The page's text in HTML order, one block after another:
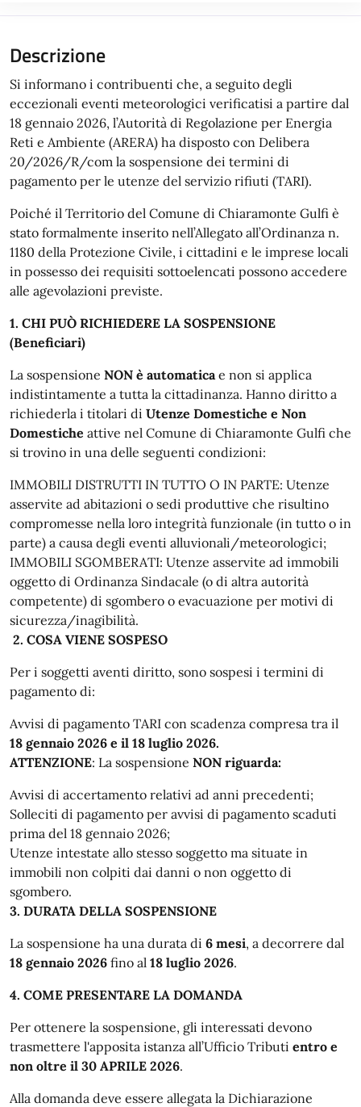
Si informano i contribuenti che, a seguito degli
eccezionali eventi meteorologici verificatisi a partire dal
18 gennaio 2026, l’Autorità di Regolazione per Energia
Reti e Ambiente (ARERA) ha disposto con Delibera
20/2026/R/com la sospensione dei termini di
pagamento per le utenze del servizio rifiuti (TARI).
Poiché il Territorio del Comune di Chiaramonte Gulfi è
stato formalmente inserito nell’Allegato all’Ordinanza n.
1180 della Protezione Civile, i cittadini e le imprese locali
in possesso dei requisiti sottoelencati possono accedere
alle agevolazioni previste.
1. CHI PUÒ RICHIEDERE LA SOSPENSIONE
(Beneficiari)
La sospensione NON è automatica e non si applica
indistintamente a tutta la cittadinanza. Hanno diritto a
richiederla i titolari di Utenze Domestiche e Non
Domestiche attive nel Comune di Chiaramonte Gulfi che
si trovino in una delle seguenti condizioni:
IMMOBILI DISTRUTTI IN TUTTO O IN PARTE: Utenze
asservite ad abitazioni o sedi produttive che risultino
compromesse nella loro integrità funzionale (in tutto o in
parte) a causa degli eventi alluvionali/meteorologici;
IMMOBILI SGOMBERATI: Utenze asservite ad immobili
oggetto di Ordinanza Sindacale (o di altra autorità
competente) di sgombero o evacuazione per motivi di
sicurezza/inagibilità.
2. COSA VIENE SOSPESO
Per i soggetti aventi diritto, sono sospesi i termini di
pagamento di:
Avvisi di pagamento TARI con scadenza compresa tra il
18 gennaio 2026 e il 18 luglio 2026.
ATTENZIONE: La sospensione NON riguarda:
Avvisi di accertamento relativi ad anni precedenti;
Solleciti di pagamento per avvisi di pagamento scaduti
prima del 18 gennaio 2026;
Utenze intestate allo stesso soggetto ma situate in
immobili non colpiti dai danni o non oggetto di
sgombero.
3. DURATA DELLA SOSPENSIONE
La sospensione ha una durata di 6 mesi, a decorrere dal
18 gennaio 2026 fino al 18 luglio 2026.
4. COME PRESENTARE LA DOMANDA
Per ottenere la sospensione, gli interessati devono
trasmettere l'apposita istanza all’Ufficio Tributi entro e
non oltre il 30 APRILE 2026.
Alla domanda deve essere allegata la Dichiarazione